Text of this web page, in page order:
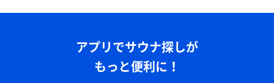
アプリでサウナ探しが
もっと便利に！